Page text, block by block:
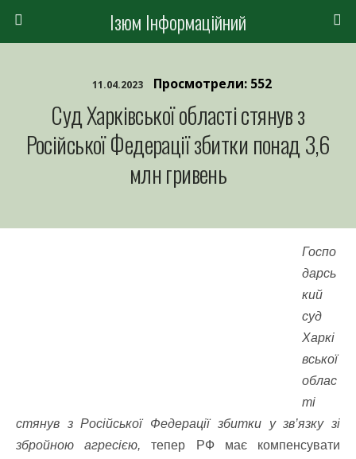
Ізюм Інформаційний
11.04.2023 Просмотрели: 552
Суд Харківської області стянув з
Російської Федерації збитки понад 3,6
млн гривень
Госпо
дарсь
кий
суд
Харкі
вської
облас
ті
стянув з Російської Федерації збитки у зв’язку зі
збройною агресією, тепер РФ має компенсувати